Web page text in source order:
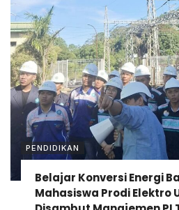
PENDIDIKAN
Belajar Konversi Energi
Mahasiswa Prodi Elektro